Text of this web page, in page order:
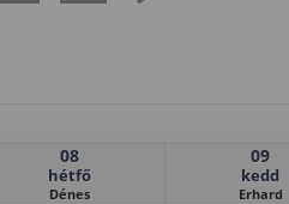
08
hétfő
Dénes
09
kedd
Erhard